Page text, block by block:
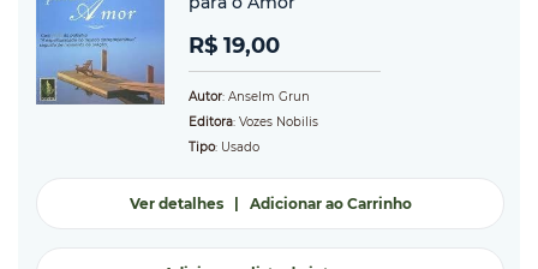
R$ 19,00
Autor: Anselm Grun
Editora: Vozes Nobilis
Tipo: Usado
Ver detalhes| Adicionar ao Carrinho